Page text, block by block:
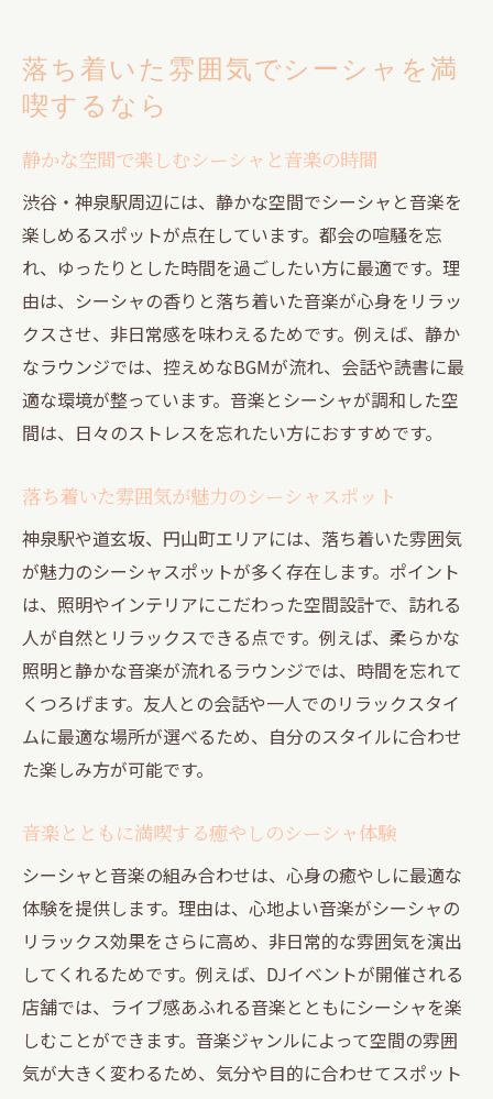
落ち着いた雰囲気でシーシャを満
喫するなら
静かな空間で楽しむシーシャと音楽の時間
渋谷・神泉駅周辺には、静かな空間でシーシャと音楽を
楽しめるスポットが点在しています。都会の喧騒を忘
れ、ゆったりとした時間を過ごしたい方に最適です。理
由は、シーシャの香りと落ち着いた音楽が心身をリラッ
クスさせ、非日常感を味わえるためです。例えば、静か
なラウンジでは、控えめなBGMが流れ、会話や読書に最
適な環境が整っています。音楽とシーシャが調和した空
間は、日々のストレスを忘れたい方におすすめです。
落ち着いた雰囲気が魅力のシーシャスポット
神泉駅や道玄坂、円山町エリアには、落ち着いた雰囲気
が魅力のシーシャスポットが多く存在します。ポイント
は、照明やインテリアにこだわった空間設計で、訪れる
人が自然とリラックスできる点です。例えば、柔らかな
照明と静かな音楽が流れるラウンジでは、時間を忘れて
くつろげます。友人との会話や一人でのリラックスタイ
ムに最適な場所が選べるため、自分のスタイルに合わせ
た楽しみ方が可能です。
音楽とともに満喫する癒やしのシーシャ体験
シーシャと音楽の組み合わせは、心身の癒やしに最適な
体験を提供します。理由は、心地よい音楽がシーシャの
リラックス効果をさらに高め、非日常的な雰囲気を演出
してくれるためです。例えば、DJイベントが開催される
店舗では、ライブ感あふれる音楽とともにシーシャを楽
しむことができます。音楽ジャンルによって空間の雰囲
気が大きく変わるため、気分や目的に合わせてスポット